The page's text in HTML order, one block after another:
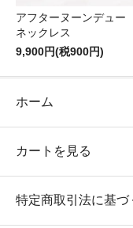
アフターヌーンデュー
ネックレス
9,900円(税900円)
ホーム
カートを見る
特定商取引法に基づ